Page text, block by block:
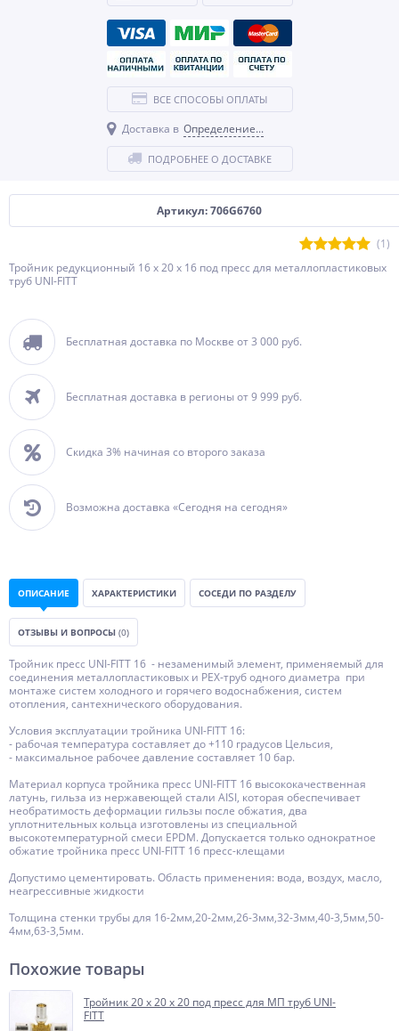
Артикул: 706G6760
(1)
Тройник редукционный 16 x 20 x 16 под пресс для металлопластиковых
труб UNI-FITT
Бесплатная доставка по Москве от 3 000 руб.
Бесплатная доставка в регионы от 9 999 руб.
Скидка 3% начиная со второго заказа
Возможна доставка «Сегодня на сегодня»
ВСЕ СПОСОБЫ ОПЛАТЫ
Доставка в Определение...
ПОДРОБНЕЕ О ДОСТАВКЕ
ОПИСАНИЕ ХАРАКТЕРИСТИКИ СОСЕДИ ПО РАЗДЕЛУ
ОТЗЫВЫ И ВОПРОСЫ (0)
Тройник пресс UNI-FITT 16 - незаменимый элемент, применяемый для
соединения металлопластиковых и РЕХ-труб одного диаметра при
монтаже систем холодного и горячего водоснабжения, систем
отопления, сантехнического оборудования.
Условия эксплуатации тройника UNI-FITT 16:
- рабочая температура составляет до +110 градусов Цельсия,
- максимальное рабочее давление составляет 10 бар.
Материал корпуса тройника пресс UNI-FITT 16 высококачественная
латунь, гильза из нержавеющей стали AISI, которая обеспечивает
необратимость деформации гильзы после обжатия, два
уплотнительных кольца изготовлены из специальной
высокотемпературной смеси EPDM. Допускается только однократное
обжатие тройника пресс UNI-FITT 16 пресс-клещами
Допустимо цементировать. Область применения: вода, воздух, масло,
неагрессивные жидкости
Толщина стенки трубы для 16-2мм,20-2мм,26-3мм,32-3мм,40-3,5мм,50-
4мм,63-3,5мм.
Похожие товары
Тройник 20 x 20 x 20 под пресс для МП труб UNI-
FITT